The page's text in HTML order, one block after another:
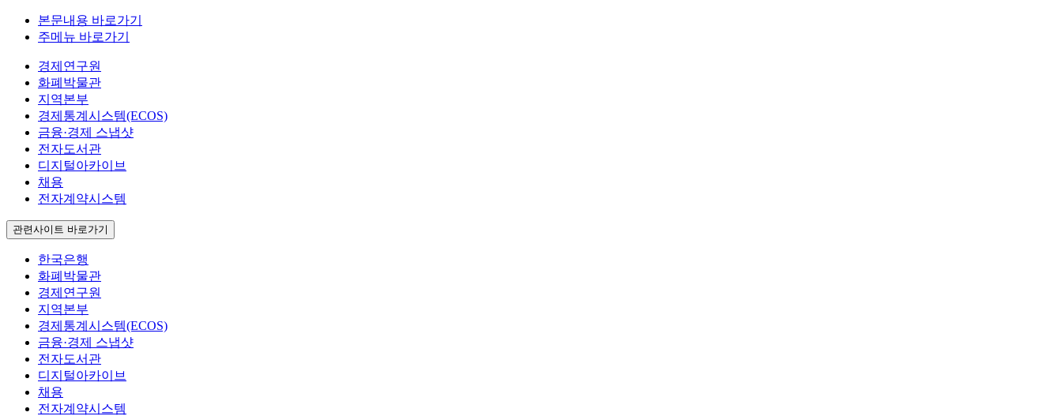
본문내용 바로가기
주메뉴 바로가기
경제연구원
화폐박물관
지역본부
경제통계시스템(ECOS)
금융·경제 스냅샷
전자도서관
디지털아카이브
채용
전자계약시스템
관련사이트 바로가기
한국은행
화폐박물관
경제연구원
지역본부
경제통계시스템(ECOS)
금융·경제 스냅샷
전자도서관
디지털아카이브
채용
전자계약시스템